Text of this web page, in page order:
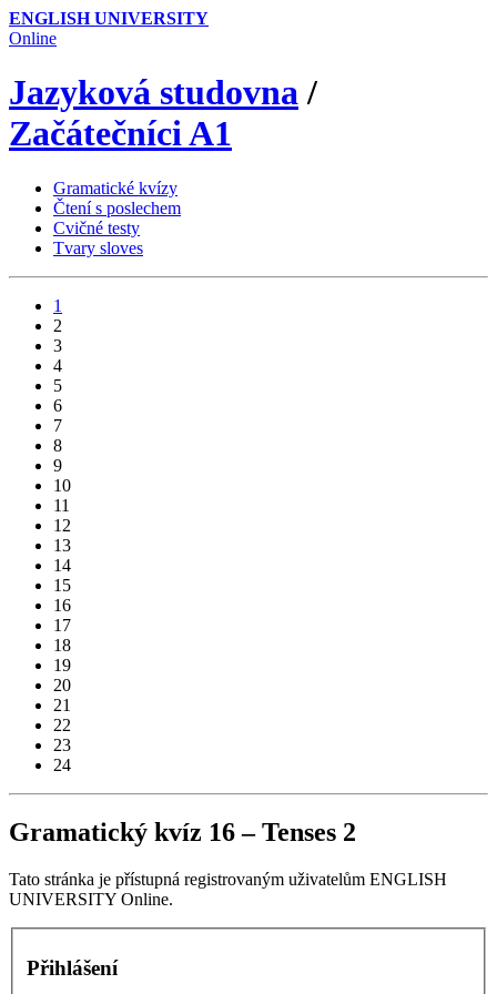
ENGLISH UNIVERSITY
Online
Jazyková studovna/
Začátečníci A1
Gramatické kvízy
Čtení s poslechem
Cvičné testy
Tvary sloves
1
2
3
4
5
6
7
8
9
10
11
12
13
14
15
16
17
18
19
20
21
22
23
24
Gramatický kvíz 16 – Tenses 2
Tato stránka je přístupná registrovaným uživatelům ENGLISH
UNIVERSITY Online.
Přihlášení